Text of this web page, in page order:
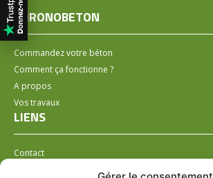
CHRONOBETON
Commandez votre béton
Comment ça fonctionne ?
A propos
Vos travaux
LIENS
Contact